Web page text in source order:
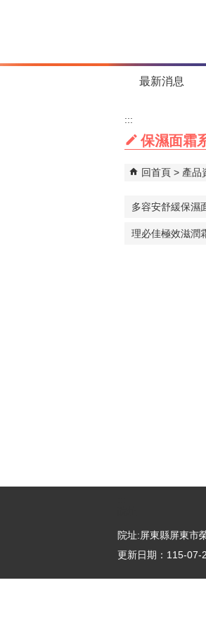
最新消息
:::
保濕面霜
回首頁 產品
多容安舒緩保濕
理必佳極效滋潤
院址:屏東縣屏東市
更新日期： 115-07-